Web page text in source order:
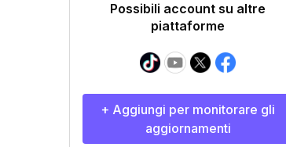
Possibili account su altre
piattaforme
+ Aggiungi per monitorare gli
aggiornamenti